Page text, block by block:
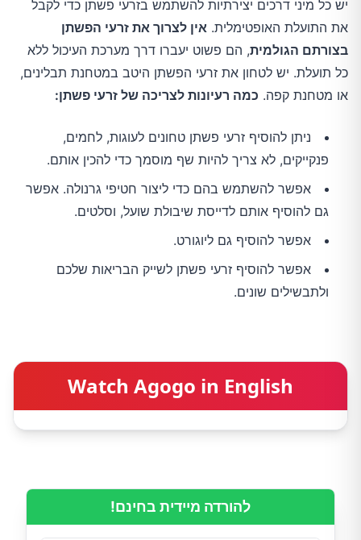
יש כל מיני דרכים יצירתיות להשתמש בזרעי פשתן כדי לקבל
את התועלת האופטימלית. אין לצרוך את זרעי הפשתן
בצורתם הגולמית, הם פשוט יעברו דרך מערכת העיכול ללא
כל תועלת. יש לטחון את זרעי הפשתן היטב במטחנת תבלינים,
או מטחנת קפה. כמה רעיונות לצריכה של זרעי פשתן:
ניתן להוסיף זרעי פשתן טחונים לעוגות, לחמים,
פנקייקים, לא צריך להיות שף מוסמך כדי להכין אותם.
אפשר להשתמש בהם כדי ליצור חטיפי גרנולה. אפשר
גם להוסיף אותם לדייסת שיבולת שועל, וסלטים.
אפשר להוסיף גם ליוגורט.
אפשר להוסיף זרעי פשתן לשייק הבריאות שלכם
ולתבשילים שונים.
Watch Agogo in English
להורדה מיידית בחינם!